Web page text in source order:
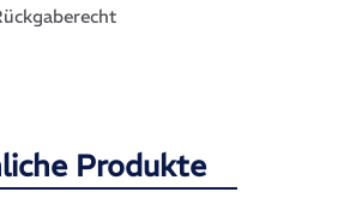
Produkte